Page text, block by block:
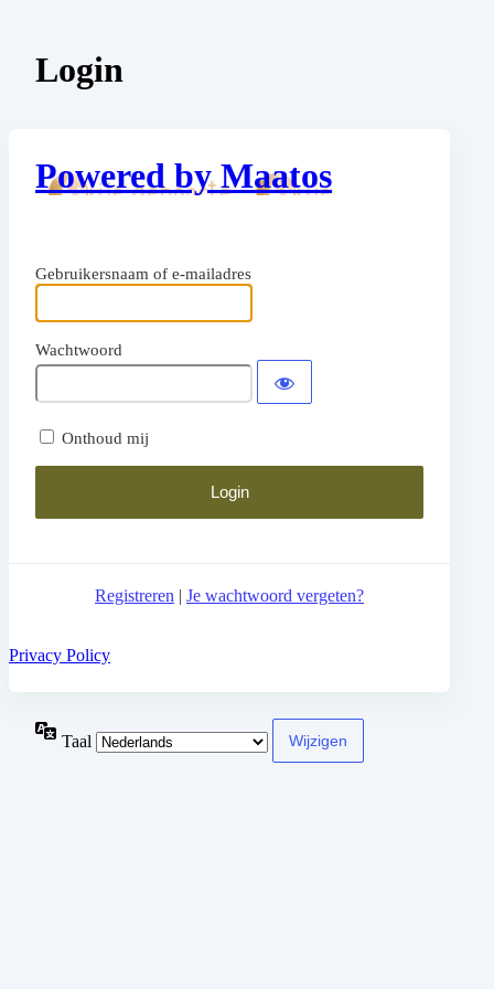
Login
Powered by Maatos
Gebruikersnaam of e-mailadres
Wachtwoord
Onthoud mij
Registreren | Je wachtwoord vergeten?
Privacy Policy
Taal